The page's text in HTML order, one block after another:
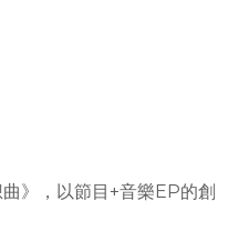
》，以節目+音樂EP的創